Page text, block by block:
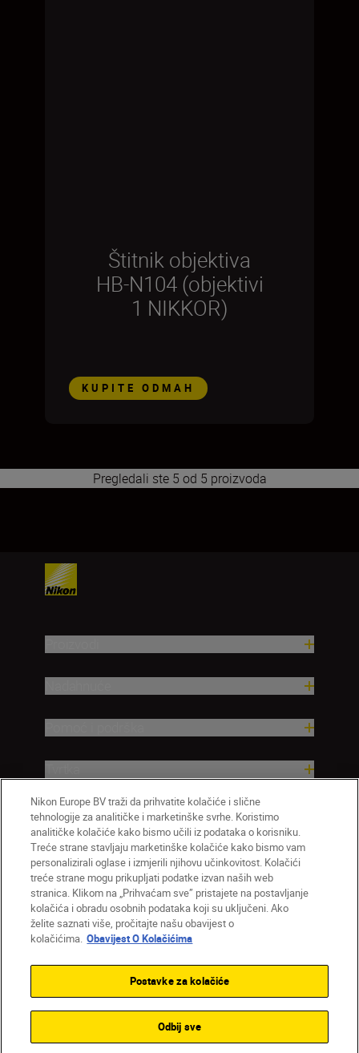
Štitnik objektiva
HB-N104 (objektivi
1 NIKKOR)
KUPITE ODMAH
Pregledali ste 5 od 5 proizvoda
HR Nikon Sites
Obratite nam se
Obavijest o zaštiti privatnosti
Uvjeti upotrebe
Obavijest o kolačićima
Postavke kolačića
Nikon Europe BV traži da prihvatite kolačiće i slične
tehnologije za analitičke i marketinške svrhe. Koristimo
analitičke kolačiće kako bismo učili iz podataka o korisniku.
Treće strane stavljaju marketinške kolačiće kako bismo vam
personalizirali oglase i izmjerili njihovu učinkovitost. Kolačići
treće strane mogu prikupljati podatke izvan naših web
stranica. Klikom na „Prihvaćam sve” pristajete na postavljanje
kolačića i obradu osobnih podataka koji su uključeni. Ako
želite saznati više, pročitajte našu obavijest o
kolačićima. Obavijest O Kolačićima
Postavke za kolačiće
Odbij sve